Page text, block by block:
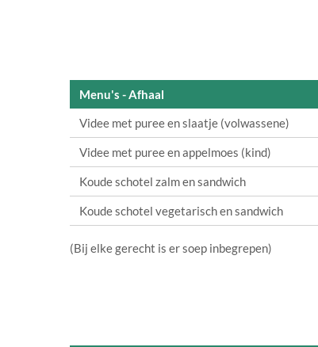
Menu's - Afhaal
Videe met puree en slaatje (volwassene)
Videe met puree en appelmoes (kind)
Koude schotel zalm en sandwich
Koude schotel vegetarisch en sandwich
(Bij elke gerecht is er soep inbegrepen)